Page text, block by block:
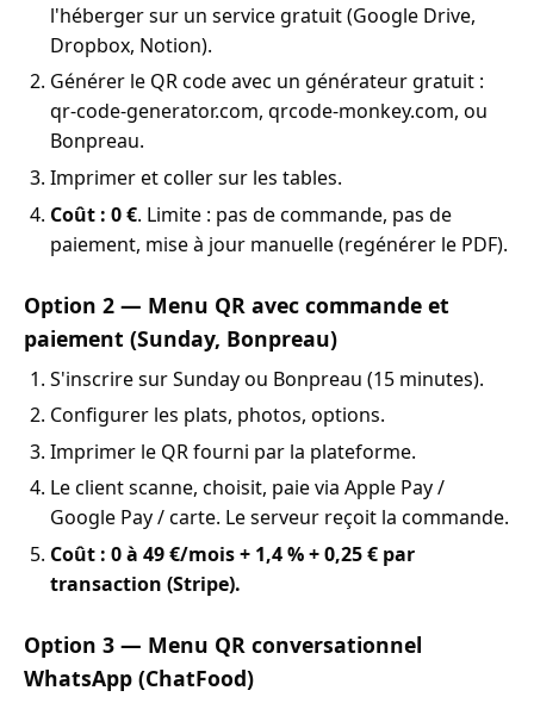
l'héberger sur un service gratuit (Google Drive,
Dropbox, Notion).
Générer le QR code avec un générateur gratuit :
qr-code-generator.com, qrcode-monkey.com, ou
Bonpreau.
Imprimer et coller sur les tables.
Coût : 0 €. Limite : pas de commande, pas de
paiement, mise à jour manuelle (regénérer le PDF).
Option 2 — Menu QR avec commande et
paiement (Sunday, Bonpreau)
S'inscrire sur Sunday ou Bonpreau (15 minutes).
Configurer les plats, photos, options.
Imprimer le QR fourni par la plateforme.
Le client scanne, choisit, paie via Apple Pay /
Google Pay / carte. Le serveur reçoit la commande.
Coût : 0 à 49 €/mois + 1,4 % + 0,25 € par
transaction (Stripe).
Option 3 — Menu QR conversationnel
WhatsApp (ChatFood)